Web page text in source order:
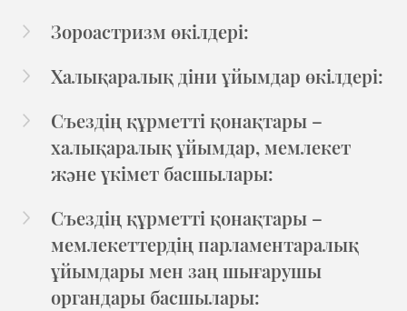
Зороастризм өкілдері:
Халықаралық діни ұйымдар өкілдері:
Съездің құрметті қонақтары –
халықаралық ұйымдар, мемлекет
және үкімет басшылары:
Съездің құрметті қонақтары –
мемлекеттердің парламентаралық
ұйымдары мен заң шығарушы
органдары басшылары: